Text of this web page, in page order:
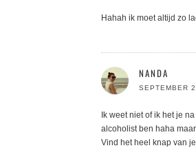
Hahah ik moet altijd zo
NANDA
SEPTEMBER
Ik weet niet of ik het je
alcoholist ben haha
Vind het heel knap van